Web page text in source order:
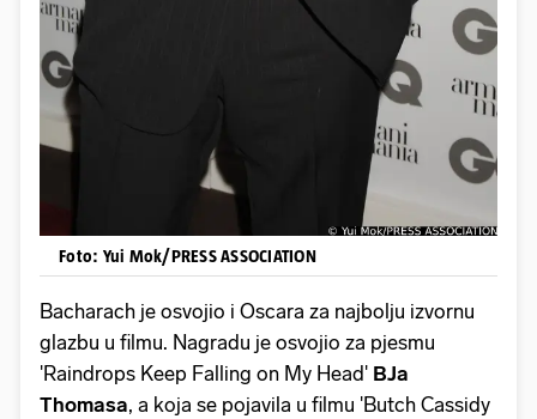
Foto: Yui Mok/PRESS ASSOCIATION
Bacharach je osvojio i Oscara za najbolju izvornu
glazbu u filmu. Nagradu je osvojio za pjesmu
'Raindrops Keep Falling on My Head' BJa
Thomasa, a koja se pojavila u filmu 'Butch Cassidy